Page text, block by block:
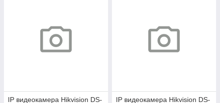
IP видеокамера Hikvision DS-
IP видеокамера Hikvision DS-